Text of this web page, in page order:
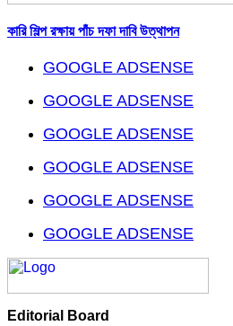
কারি শিল্প রক্ষায় পাঁচ দফা দাবি উত্থাপন
GOOGLE ADSENSE
GOOGLE ADSENSE
GOOGLE ADSENSE
GOOGLE ADSENSE
GOOGLE ADSENSE
GOOGLE ADSENSE
Editorial Board